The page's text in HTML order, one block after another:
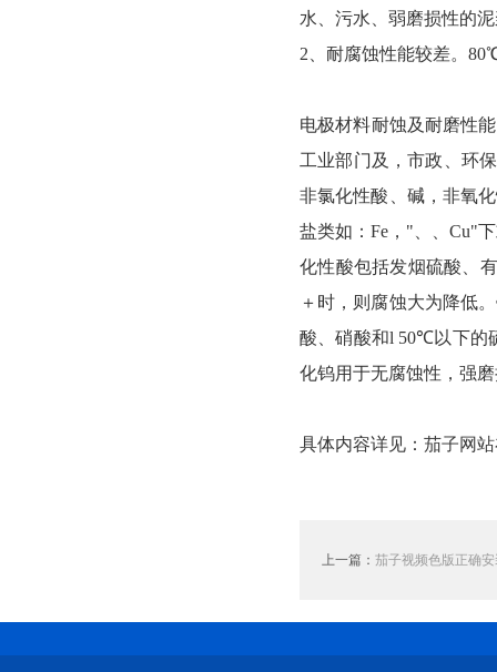
水、污水、弱磨损性的
2、耐腐蚀性能较差。
电极材料耐蚀及耐磨性
工业部门及，市政、环
非氯化性酸、碱，非氧
盐类如：Fe，"、、Cu"
化性酸包括发烟硫酸、
＋时，则腐蚀大为降低
酸、硝酸和l 50℃以下的
化钨用于无腐蚀性，强
具体内容详见： 茄子网
上一篇： 茄子视频色版正确